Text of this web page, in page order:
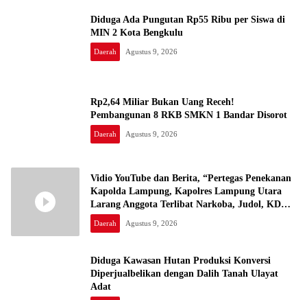
Diduga Ada Pungutan Rp55 Ribu per Siswa di
MIN 2 Kota Bengkulu
Daerah Agustus 9, 2026
Rp2,64 Miliar Bukan Uang Receh!
Pembangunan 8 RKB SMKN 1 Bandar Disorot
Daerah Agustus 9, 2026
Vidio YouTube dan Berita, “Pertegas Penekanan
Kapolda Lampung, Kapolres Lampung Utara
Larang Anggota Terlibat Narkoba, Judol, KDRT
dan Perselingkuhan”
Daerah Agustus 9, 2026
Diduga Kawasan Hutan Produksi Konversi
Diperjualbelikan dengan Dalih Tanah Ulayat
Adat